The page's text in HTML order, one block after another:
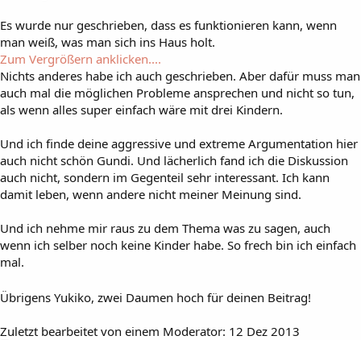
Es wurde nur geschrieben, dass es funktionieren kann, wenn
man weiß, was man sich ins Haus holt.
Zum Vergrößern anklicken....
Nichts anderes habe ich auch geschrieben. Aber dafür muss man
auch mal die möglichen Probleme ansprechen und nicht so tun,
als wenn alles super einfach wäre mit drei Kindern.
Und ich finde deine aggressive und extreme Argumentation hier
auch nicht schön Gundi. Und lächerlich fand ich die Diskussion
auch nicht, sondern im Gegenteil sehr interessant. Ich kann
damit leben, wenn andere nicht meiner Meinung sind.
Und ich nehme mir raus zu dem Thema was zu sagen, auch
wenn ich selber noch keine Kinder habe. So frech bin ich einfach
mal.
Übrigens Yukiko, zwei Daumen hoch für deinen Beitrag!
Zuletzt bearbeitet von einem Moderator: 12 Dez 2013